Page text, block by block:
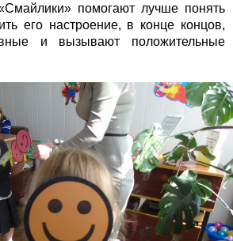
помогают лучше понять
его настроение, в конце концов,
и вызывают положительные